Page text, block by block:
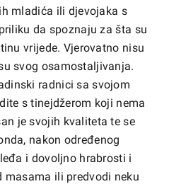
mladića ili djevojaka s
da spoznaju za šta su
vrijede. Vjerovatno nisu
svog osamostaljivanja.
radnici sa svojom
s tinejdžerom koji nema
je svojih kvaliteta te se
nakon određenog
i dovoljno hrabrosti i
masama ili predvodi neku